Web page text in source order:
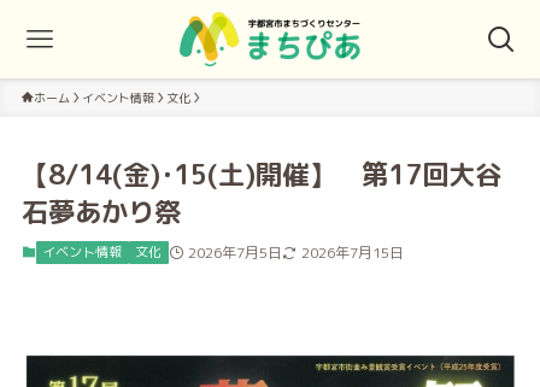
ホーム イベント情報 文化
【8/14(金)･15(土)開催】 第17回大谷
石夢あかり祭
イベント情報 文化 2026年7月5日 2026年7月15日